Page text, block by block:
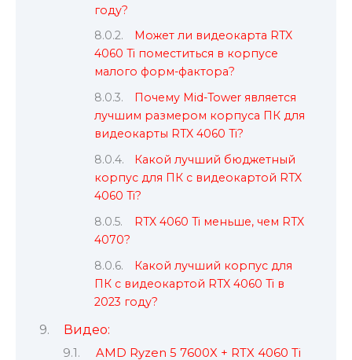
году?
Может ли видеокарта RTX
4060 Ti поместиться в корпусе
малого форм-фактора?
Почему Mid-Tower является
лучшим размером корпуса ПК для
видеокарты RTX 4060 Ti?
Какой лучший бюджетный
корпус для ПК с видеокартой RTX
4060 Ti?
RTX 4060 Ti меньше, чем RTX
4070?
Какой лучший корпус для
ПК с видеокартой RTX 4060 Ti в
2023 году?
Видео:
AMD Ryzen 5 7600X + RTX 4060 Ti